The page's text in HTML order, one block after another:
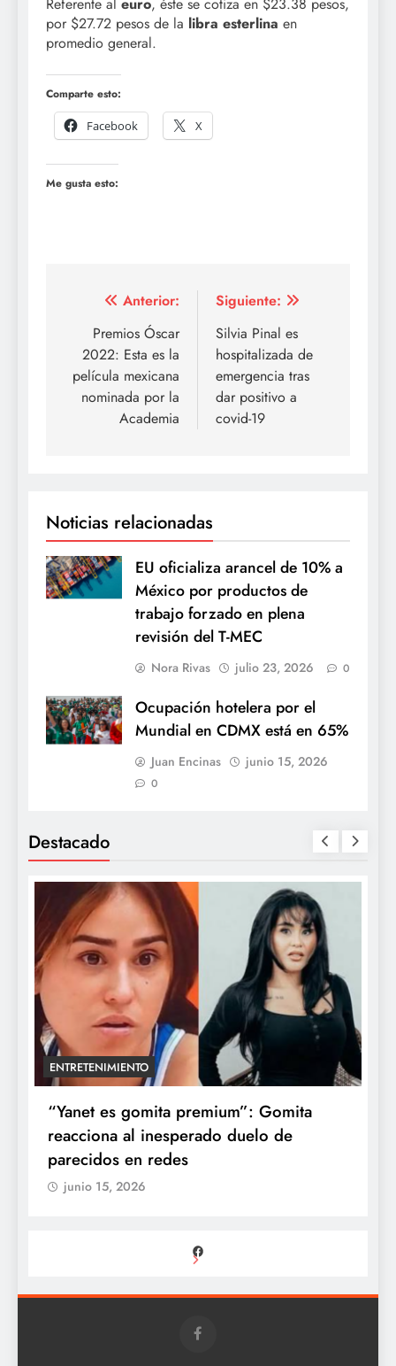
por $27.72 pesos de la libra esterlina en
promedio general.
Comparte esto:
Facebook
X
Me gusta esto:
Navegación
entradas
Anterior:
Premios Óscar
2022: Esta es la
película mexicana
nominada por la
Academia
Siguiente:
Silvia Pinal es
hospitalizada de
emergencia tras
dar positivo a
covid-19
Noticias relacionadas
EU oficializa arancel de 10% a
México por productos de
trabajo forzado en plena
revisión del T-MEC
Nora Rivas julio 23, 2026 0
Ocupación hotelera por el
Mundial en CDMX está en 65%
Juan Encinas junio 15, 2026
0
Destacado
ENTRETENIMIENTO
“Yanet es gomita premium”: Gomita
reacciona al inesperado duelo de
parecidos en redes
junio 15, 2026